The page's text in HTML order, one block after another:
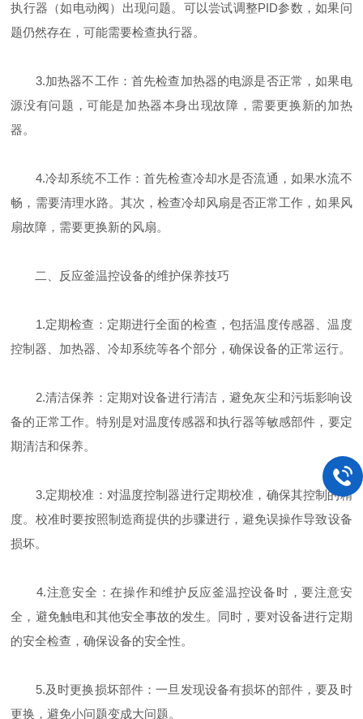
执行器（如电动阀）出现问题。可以尝试调整PID参数，如果问
题仍然存在，可能需要检查执行器。
3.加热器不工作：首先检查加热器的电源是否正常，如果电
源没有问题，可能是加热器本身出现故障，需要更换新的加热
器。
4.冷却系统不工作：首先检查冷却水是否流通，如果水流不
畅，需要清理水路。其次，检查冷却风扇是否正常工作，如果风
扇故障，需要更换新的风扇。
二、反应釜温控设备的维护保养技巧
1.定期检查：定期进行全面的检查，包括温度传感器、温度
控制器、加热器、冷却系统等各个部分，确保设备的正常运行。
2.清洁保养：定期对设备进行清洁，避免灰尘和污垢影响设
备的正常工作。特别是对温度传感器和执行器等敏感部件，要定
期清洁和保养。
3.定期校准：对温度控制器进行定期校准，确保其控制的精
度。校准时要按照制造商提供的步骤进行，避免误操作导致设备
损坏。
4.注意安全：在操作和维护反应釜温控设备时，要注意安
全，避免触电和其他安全事故的发生。同时，要对设备进行定期
的安全检查，确保设备的安全性。
5.及时更换损坏部件：一旦发现设备有损坏的部件，要及时
更换，避免小问题变成大问题。